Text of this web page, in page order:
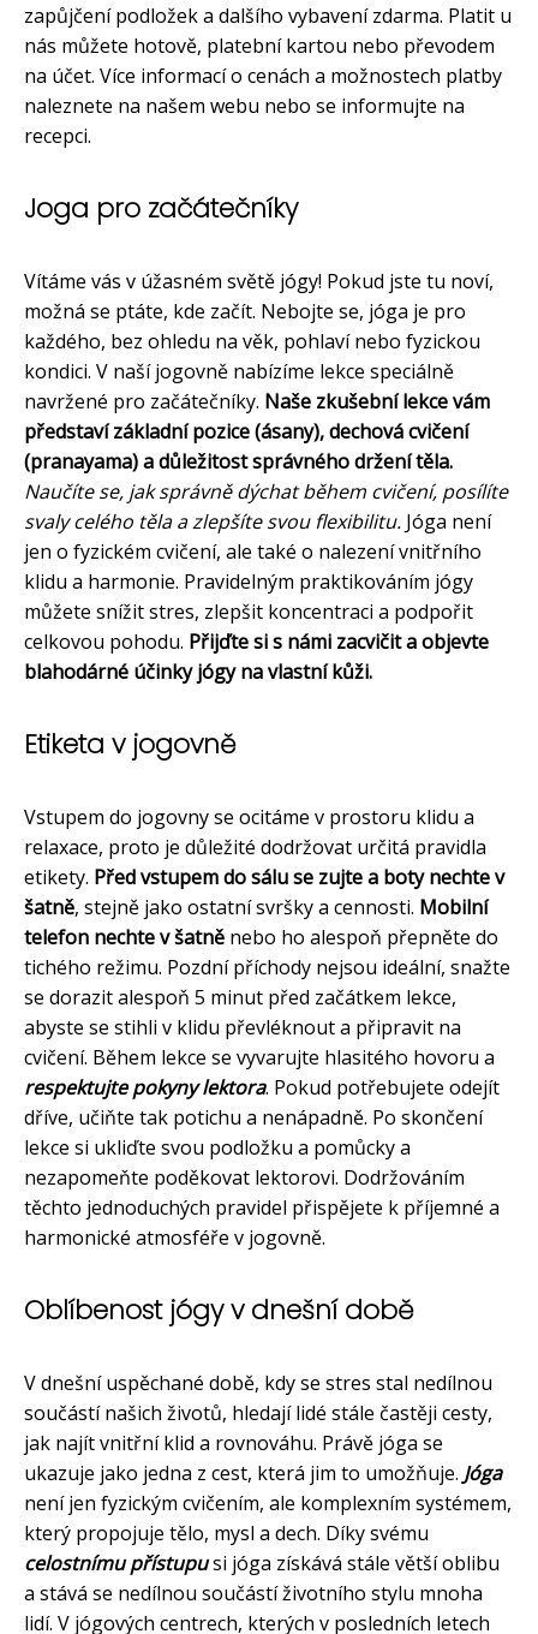
zapůjčení podložek a dalšího vybavení zdarma. Platit u
nás můžete hotově, platební kartou nebo převodem
na účet. Více informací o cenách a možnostech platby
naleznete na našem webu nebo se informujte na
recepci.
Joga pro začátečníky
Vítáme vás v úžasném světě jógy! Pokud jste tu noví,
možná se ptáte, kde začít. Nebojte se, jóga je pro
každého, bez ohledu na věk, pohlaví nebo fyzickou
kondici. V naší jogovně nabízíme lekce speciálně
navržené pro začátečníky. Naše zkušební lekce vám
představí základní pozice (ásany), dechová cvičení
(pranayama) a důležitost správného držení těla.
Naučíte se, jak správně dýchat během cvičení, posílíte
svaly celého těla a zlepšíte svou flexibilitu. Jóga není
jen o fyzickém cvičení, ale také o nalezení vnitřního
klidu a harmonie. Pravidelným praktikováním jógy
můžete snížit stres, zlepšit koncentraci a podpořit
celkovou pohodu. Přijďte si s námi zacvičit a objevte
blahodárné účinky jógy na vlastní kůži.
Etiketa v jogovně
Vstupem do jogovny se ocitáme v prostoru klidu a
relaxace, proto je důležité dodržovat určitá pravidla
etikety. Před vstupem do sálu se zujte a boty nechte v
šatně, stejně jako ostatní svršky a cennosti. Mobilní
telefon nechte v šatně nebo ho alespoň přepněte do
tichého režimu. Pozdní příchody nejsou ideální, snažte
se dorazit alespoň 5 minut před začátkem lekce,
abyste se stihli v klidu převléknout a připravit na
cvičení. Během lekce se vyvarujte hlasitého hovoru a
respektujte pokyny lektora. Pokud potřebujete odejít
dříve, učiňte tak potichu a nenápadně. Po skončení
lekce si ukliďte svou podložku a pomůcky a
nezapomeňte poděkovat lektorovi. Dodržováním
těchto jednoduchých pravidel přispějete k příjemné a
harmonické atmosféře v jogovně.
Oblíbenost jógy v dnešní době
V dnešní uspěchané době, kdy se stres stal nedílnou
součástí našich životů, hledají lidé stále častěji cesty,
jak najít vnitřní klid a rovnováhu. Právě jóga se
ukazuje jako jedna z cest, která jim to umožňuje. Jóga
není jen fyzickým cvičením, ale komplexním systémem,
který propojuje tělo, mysl a dech. Díky svému
celostnímu přístupusi jóga získává stále větší oblibu
a stává se nedílnou součástí životního stylu mnoha
lidí. V jógových centrech, kterých v posledních letech